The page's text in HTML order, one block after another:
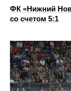
ФК «Нижний
со счетом 5:1